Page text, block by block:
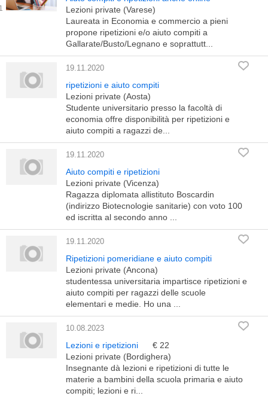
Lezioni private (Varese)
Laureata in Economia e commercio a pieni
propone ripetizioni e/o aiuto compiti a
Gallarate/Busto/Legnano e soprattutt...
19.11.2020
ripetizioni e aiuto compiti
Lezioni private (Aosta)
Studente universitario presso la facoltà di
economia offre disponibilità per ripetizioni e
aiuto compiti a ragazzi de...
19.11.2020
Aiuto compiti e ripetizioni
Lezioni private (Vicenza)
Ragazza diplomata allistituto Boscardin
(indirizzo Biotecnologie sanitarie) con voto 100
ed iscritta al secondo anno ...
19.11.2020
Ripetizioni pomeridiane e aiuto compiti
Lezioni private (Ancona)
studentessa universitaria impartisce ripetizioni e
aiuto compiti per ragazzi delle scuole
elementari e medie. Ho una ...
10.08.2023
Lezioni e ripetizioni
€ 22
Lezioni private (Bordighera)
Insegnante dà lezioni e ripetizioni di tutte le
materie a bambini della scuola primaria e aiuto
compiti; lezioni e ri...